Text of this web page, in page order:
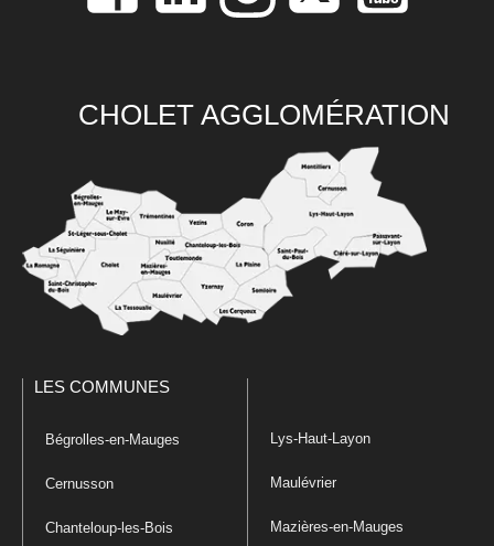
CHOLET AGGLOMÉRATION
LES COMMUNES
Bégrolles-en-Mauges
Cernusson
Chanteloup-les-Bois
Lys-Haut-Layon
Maulévrier
Mazières-en-Mauges